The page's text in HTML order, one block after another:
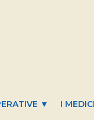
▼ I MEDICI